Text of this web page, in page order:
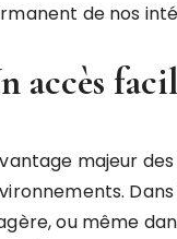
de nos
accès
majeur
ou même